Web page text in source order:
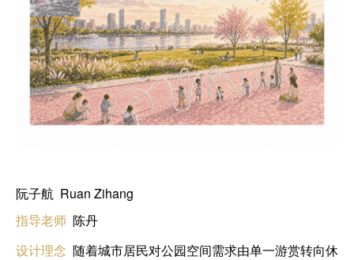
阮子航 Ruan Zihang
指导老师 陈丹
设计理念 随着城市居民对公园空间需求由单一游赏转向休